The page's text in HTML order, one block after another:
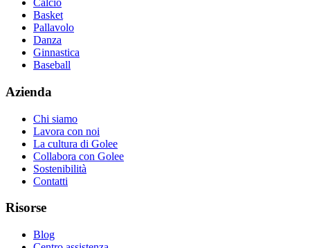
Calcio
Basket
Pallavolo
Danza
Ginnastica
Baseball
Azienda
Chi siamo
Lavora con noi
La cultura di Golee
Collabora con Golee
Sostenibilità
Contatti
Risorse
Blog